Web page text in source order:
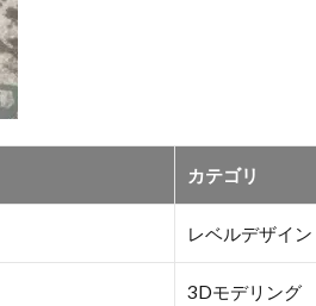
カテゴリ
レベルデザイン
3Dモデリング